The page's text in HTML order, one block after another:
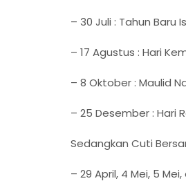
– 30 Juli : Tahun Baru
– 17 Agustus : Hari
– 8 Oktober : Maulid
– 25 Desember : Hari
Sedangkan Cuti
– 29 April, 4 Mei, 5